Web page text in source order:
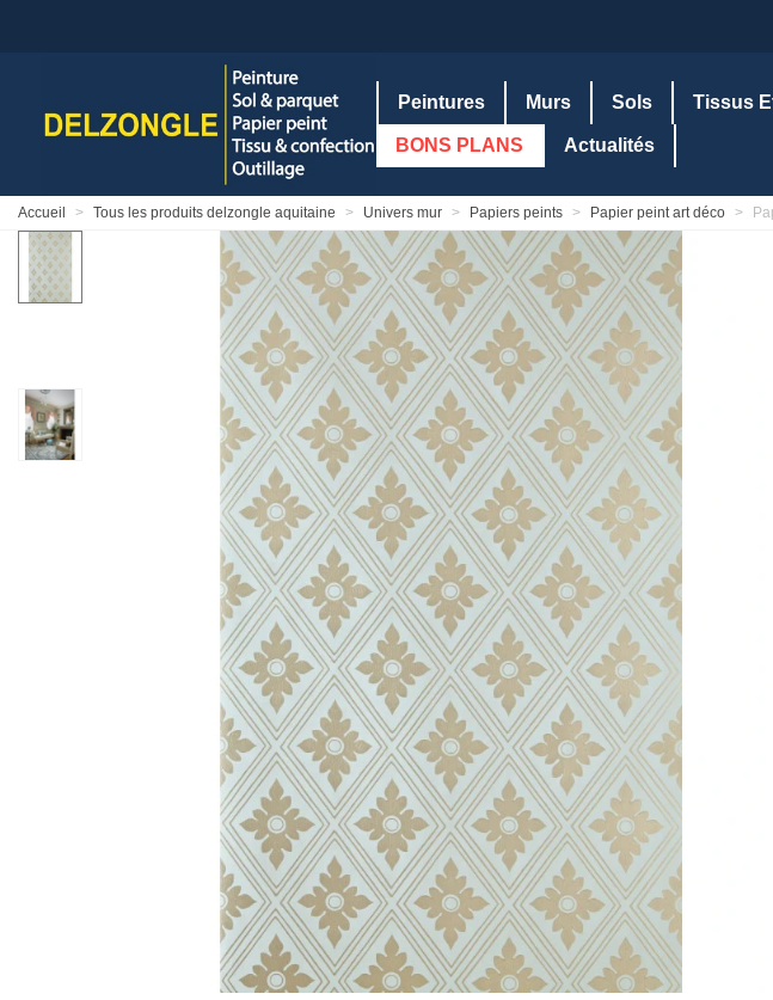
Peintures Murs Sols Tissus
BONS PLANS Actualités
Accueil > Tous les produits delzongle aquitaine > Univers mur > Papiers peints > Papier peint art déco >